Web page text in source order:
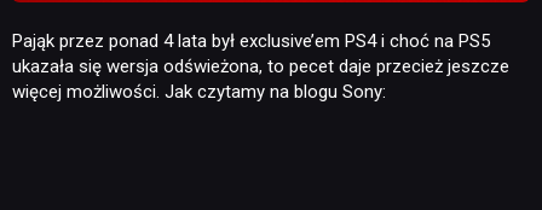
Pająk przez ponad 4 lata był exclusive’em PS4 i choć na PS5
ukazała się wersja odświeżona, to pecet daje przecież jeszcze
więcej możliwości. Jak czytamy na blogu Sony: